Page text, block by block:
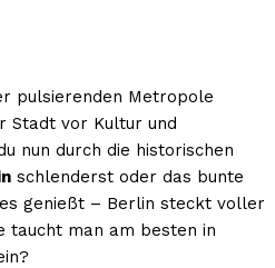
pulsierenden Metropole
Stadt vor Kultur und
nun durch die historischen
schlenderst oder das bunte
genießt – Berlin steckt voller
taucht man am besten in